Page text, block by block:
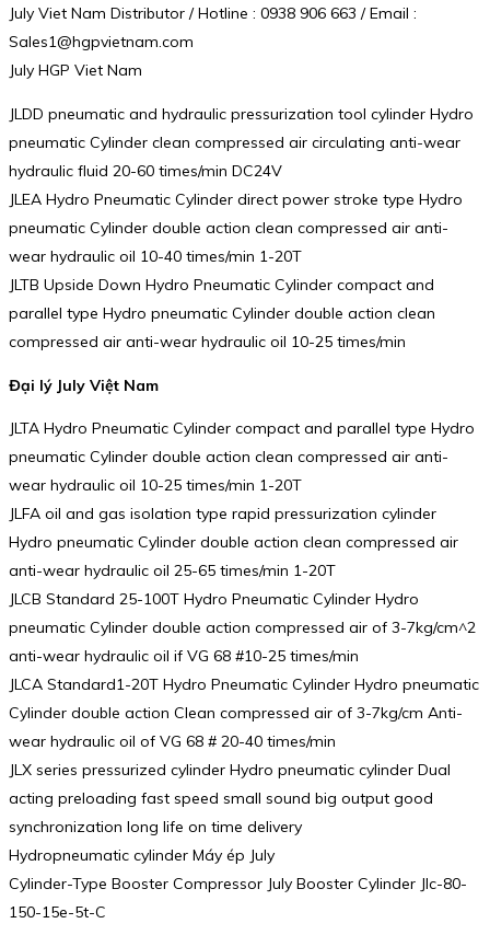
July Viet Nam Distributor / Hotline : 0938 906 663 / Email :
Sales1@hgpvietnam.com
July HGP Viet Nam
JLDD pneumatic and hydraulic pressurization tool cylinder Hydro
pneumatic Cylinder clean compressed air circulating anti-wear
hydraulic fluid 20-60 times/min DC24V
JLEA Hydro Pneumatic Cylinder direct power stroke type Hydro
pneumatic Cylinder double action clean compressed air anti-
wear hydraulic oil 10-40 times/min 1-20T
JLTB Upside Down Hydro Pneumatic Cylinder compact and
parallel type Hydro pneumatic Cylinder double action clean
compressed air anti-wear hydraulic oil 10-25 times/min
Đại lý July Việt Nam
JLTA Hydro Pneumatic Cylinder compact and parallel type Hydro
pneumatic Cylinder double action clean compressed air anti-
wear hydraulic oil 10-25 times/min 1-20T
JLFA oil and gas isolation type rapid pressurization cylinder
Hydro pneumatic Cylinder double action clean compressed air
anti-wear hydraulic oil 25-65 times/min 1-20T
JLCB Standard 25-100T Hydro Pneumatic Cylinder Hydro
pneumatic Cylinder double action compressed air of 3-7kg/cm^2
anti-wear hydraulic oil if VG 68 #10-25 times/min
JLCA Standard1-20T Hydro Pneumatic Cylinder Hydro pneumatic
Cylinder double action Clean compressed air of 3-7kg/cm Anti-
wear hydraulic oil of VG 68 # 20-40 times/min
JLX series pressurized cylinder Hydro pneumatic cylinder Dual
acting preloading fast speed small sound big output good
synchronization long life on time delivery
Hydropneumatic cylinder Máy ép July
Cylinder-Type Booster Compressor July Booster Cylinder Jlc-80-
150-15e-5t-C